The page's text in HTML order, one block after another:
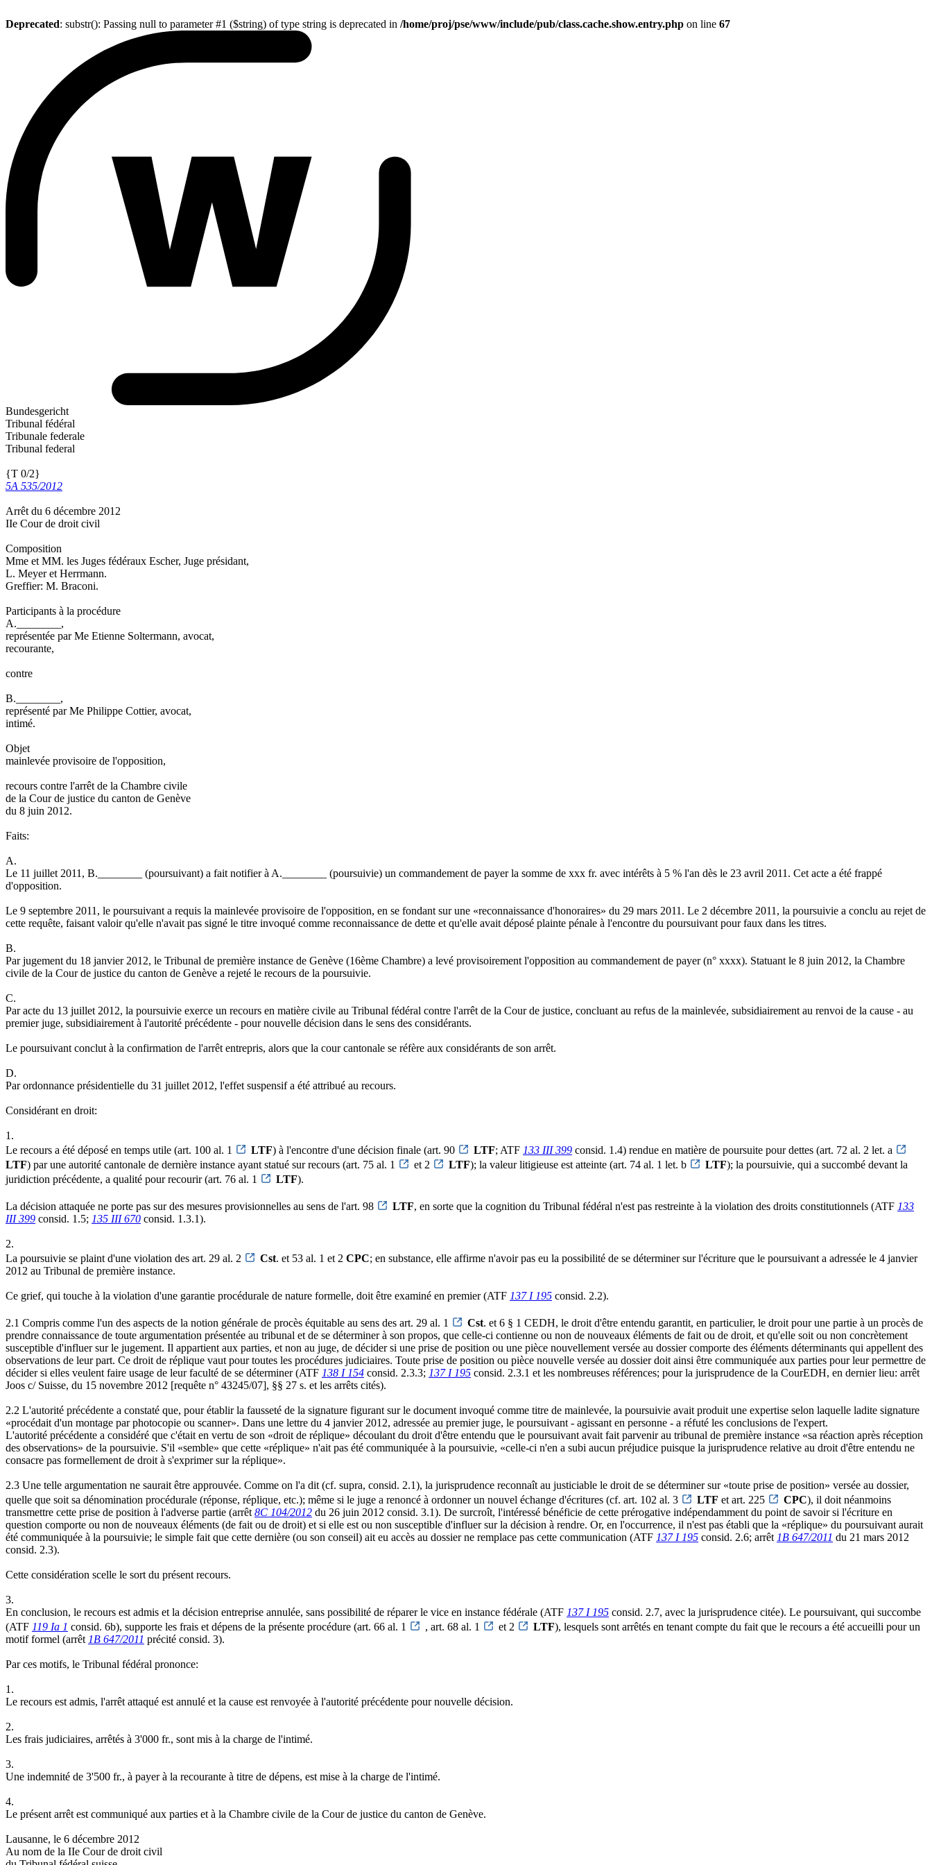
Deprecated: substr(): Passing null to parameter #1 ($string) of type string is deprecated in /home/proj/pse/www/include/pub/class.cache.show.entry.php on line 67
Bundesgericht
Tribunal fédéral
Tribunale federale
Tribunal federal
{T 0/2}
5A 535/2012
Arrêt du 6 décembre 2012
IIe Cour de droit civil
Composition
Mme et MM. les Juges fédéraux Escher, Juge présidant,
L. Meyer et Herrmann.
Greffier: M. Braconi.
Participants à la procédure
A.________,
représentée par Me Etienne Soltermann, avocat,
recourante,
contre
B.________,
représenté par Me Philippe Cottier, avocat,
intimé.
Objet
mainlevée provisoire de l'opposition,
recours contre l'arrêt de la Chambre civile
de la Cour de justice du canton de Genève
du 8 juin 2012.
Faits:
A.
Le 11 juillet 2011, B.________ (poursuivant) a fait notifier à A.________ (poursuivie) un commandement de payer la somme de xxx fr. avec intérêts à 5 % l'an dès le 23 avril 2011. Cet acte a été frappé
d'opposition.
Le 9 septembre 2011, le poursuivant a requis la mainlevée provisoire de l'opposition, en se fondant sur une «reconnaissance d'honoraires» du 29 mars 2011. Le 2 décembre 2011, la poursuivie a conclu au rejet de
cette requête, faisant valoir qu'elle n'avait pas signé le titre invoqué comme reconnaissance de dette et qu'elle avait déposé plainte pénale à l'encontre du poursuivant pour faux dans les titres.
B.
Par jugement du 18 janvier 2012, le Tribunal de première instance de Genève (16ème Chambre) a levé provisoirement l'opposition au commandement de payer (n° xxxx). Statuant le 8 juin 2012, la Chambre
civile de la Cour de justice du canton de Genève a rejeté le recours de la poursuivie.
C.
Par acte du 13 juillet 2012, la poursuivie exerce un recours en matière civile au Tribunal fédéral contre l'arrêt de la Cour de justice, concluant au refus de la mainlevée, subsidiairement au renvoi de la cause - au
premier juge, subsidiairement à l'autorité précédente - pour nouvelle décision dans le sens des considérants.
Le poursuivant conclut à la confirmation de l'arrêt entrepris, alors que la cour cantonale se réfère aux considérants de son arrêt.
D.
Par ordonnance présidentielle du 31 juillet 2012, l'effet suspensif a été attribué au recours.
Considérant en droit:
1.
Le recours a été déposé en temps utile (art. 100 al. 1
LTF) à l'encontre d'une décision finale (art. 90 LTF; ATF 133 III 399 consid. 1.4) rendue en matière de poursuite pour dettes (art. 72 al. 2 let. a
LTF) par une autorité cantonale de dernière instance ayant statué sur recours (art. 75 al. 1 et 2 LTF); la valeur litigieuse est atteinte (art. 74 al. 1 let. b LTF); la poursuivie, qui a succombé devant la
juridiction précédente, a qualité pour recourir (art. 76 al. 1
LTF).
La décision attaquée ne porte pas sur des mesures provisionnelles au sens de l'art. 98 LTF, en sorte que la cognition du Tribunal fédéral n'est pas restreinte à la violation des droits constitutionnels (ATF 133
III 399 consid. 1.5; 135 III 670 consid. 1.3.1).
2.
La poursuivie se plaint d'une violation des art. 29 al. 2
Cst. et 53 al. 1 et 2 CPC; en substance, elle affirme n'avoir pas eu la possibilité de se déterminer sur l'écriture que le poursuivant a adressée le 4 janvier
2012 au Tribunal de première instance.
Ce grief, qui touche à la violation d'une garantie procédurale de nature formelle, doit être examiné en premier (ATF 137 I 195 consid. 2.2).
2.1 Compris comme l'un des aspects de la notion générale de procès équitable au sens des art. 29 al. 1 Cst. et 6 § 1 CEDH, le droit d'être entendu garantit, en particulier, le droit pour une partie à un procès de
prendre connaissance de toute argumentation présentée au tribunal et de se déterminer à son propos, que celle-ci contienne ou non de nouveaux éléments de fait ou de droit, et qu'elle soit ou non concrètement
susceptible d'influer sur le jugement. Il appartient aux parties, et non au juge, de décider si une prise de position ou une pièce nouvellement versée au dossier comporte des éléments déterminants qui appellent des
observations de leur part. Ce droit de réplique vaut pour toutes les procédures judiciaires. Toute prise de position ou pièce nouvelle versée au dossier doit ainsi être communiquée aux parties pour leur permettre de
décider si elles veulent faire usage de leur faculté de se déterminer (ATF 138 I 154 consid. 2.3.3; 137 I 195 consid. 2.3.1 et les nombreuses références; pour la jurisprudence de la CourEDH, en dernier lieu: arrêt
Joos c/ Suisse, du 15 novembre 2012 [requête n° 43245/07], §§ 27 s. et les arrêts cités).
2.2 L'autorité précédente a constaté que, pour établir la fausseté de la signature figurant sur le document invoqué comme titre de mainlevée, la poursuivie avait produit une expertise selon laquelle ladite signature
«procédait d'un montage par photocopie ou scanner». Dans une lettre du 4 janvier 2012, adressée au premier juge, le poursuivant - agissant en personne - a réfuté les conclusions de l'expert.
L'autorité précédente a considéré que c'était en vertu de son «droit de réplique» découlant du droit d'être entendu que le poursuivant avait fait parvenir au tribunal de première instance «sa réaction après réception
des observations» de la poursuivie. S'il «semble» que cette «réplique» n'ait pas été communiquée à la poursuivie, «celle-ci n'en a subi aucun préjudice puisque la jurisprudence relative au droit d'être entendu ne
consacre pas formellement de droit à s'exprimer sur la réplique».
2.3 Une telle argumentation ne saurait être approuvée. Comme on l'a dit (cf. supra, consid. 2.1), la jurisprudence reconnaît au justiciable le droit de se déterminer sur «toute prise de position» versée au dossier,
quelle que soit sa dénomination procédurale (réponse, réplique, etc.); même si le juge a renoncé à ordonner un nouvel échange d'écritures (cf. art. 102 al. 3
LTF et art. 225 CPC), il doit néanmoins
transmettre cette prise de position à l'adverse partie (arrêt 8C 104/2012 du 26 juin 2012 consid. 3.1). De surcroît, l'intéressé bénéficie de cette prérogative indépendamment du point de savoir si l'écriture en
question comporte ou non de nouveaux éléments (de fait ou de droit) et si elle est ou non susceptible d'influer sur la décision à rendre. Or, en l'occurrence, il n'est pas établi que la «réplique» du poursuivant aurait
été communiquée à la poursuivie; le simple fait que cette dernière (ou son conseil) ait eu accès au dossier ne remplace pas cette communication (ATF 137 I 195 consid. 2.6; arrêt 1B 647/2011 du 21 mars 2012
consid. 2.3).
Cette considération scelle le sort du présent recours.
3.
En conclusion, le recours est admis et la décision entreprise annulée, sans possibilité de réparer le vice en instance fédérale (ATF 137 I 195 consid. 2.7, avec la jurisprudence citée). Le poursuivant, qui succombe
(ATF 119 Ia 1 consid. 6b), supporte les frais et dépens de la présente procédure (art. 66 al. 1 , art. 68 al. 1 et 2 LTF), lesquels sont arrêtés en tenant compte du fait que le recours a été accueilli pour un
motif formel (arrêt 1B 647/2011 précité consid. 3).
Par ces motifs, le Tribunal fédéral prononce:
1.
Le recours est admis, l'arrêt attaqué est annulé et la cause est renvoyée à l'autorité précédente pour nouvelle décision.
2.
Les frais judiciaires, arrêtés à 3'000 fr., sont mis à la charge de l'intimé.
3.
Une indemnité de 3'500 fr., à payer à la recourante à titre de dépens, est mise à la charge de l'intimé.
4.
Le présent arrêt est communiqué aux parties et à la Chambre civile de la Cour de justice du canton de Genève.
Lausanne, le 6 décembre 2012
Au nom de la IIe Cour de droit civil